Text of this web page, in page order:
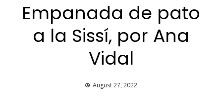
Empanada de pato
a la Sissí, por Ana
Vidal
August 27, 2022